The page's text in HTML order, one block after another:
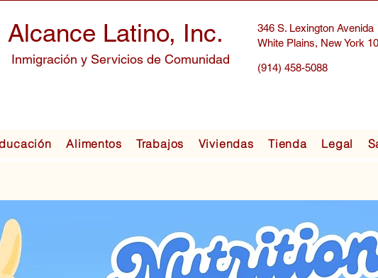
Alcance Latino, Inc.
Inmigración y Servicios de Comunidad
346 S. Lexington Avenida
White Plains, New York
(914) 458-5088
Alimentos Trabajos Viviendas Tienda Legal